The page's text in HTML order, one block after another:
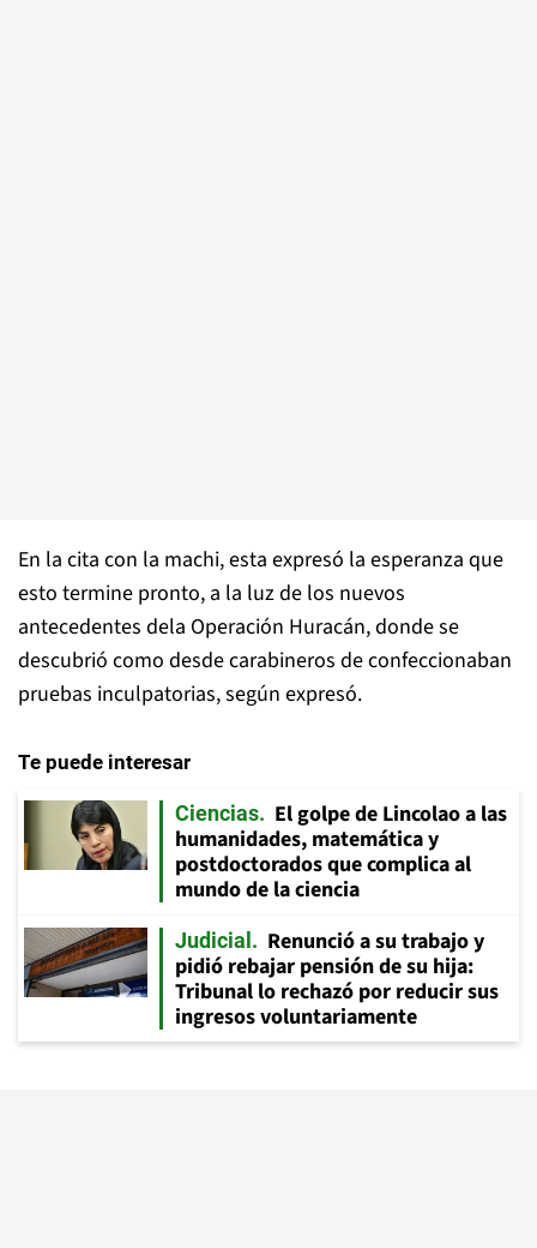
En la cita con la machi, esta expresó la esperanza que
esto termine pronto, a la luz de los nuevos
antecedentes dela Operación Huracán, donde se
descubrió como desde carabineros de confeccionaban
pruebas inculpatorias, según expresó.
Te puede interesar
Ciencias
El golpe de Lincolao a las
humanidades, matemática y
postdoctorados que complica al
mundo de la ciencia
Judicial
Renunció a su trabajo y
pidió rebajar pensión de su hija:
Tribunal lo rechazó por reducir sus
ingresos voluntariamente